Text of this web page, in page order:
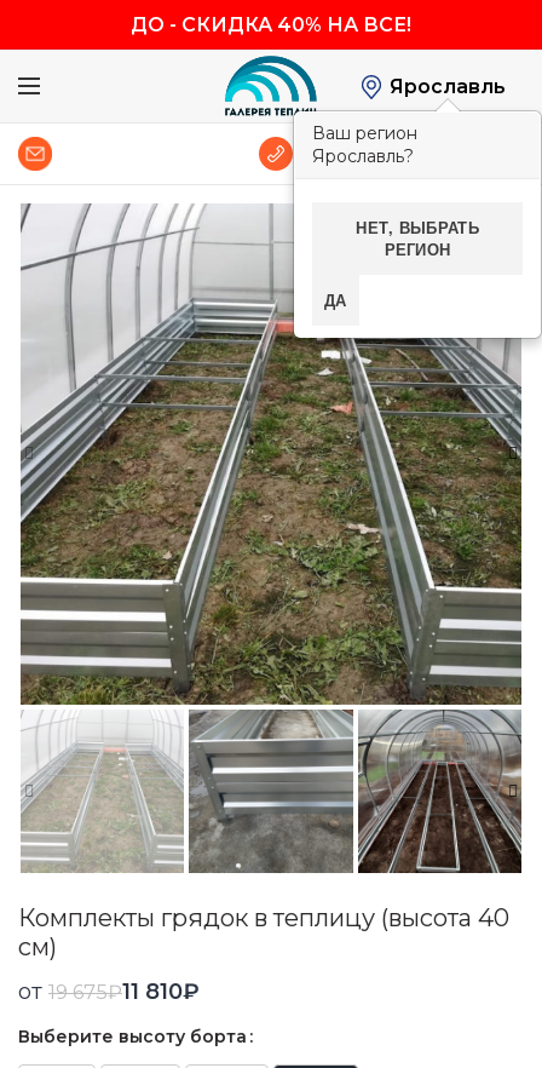
ДО - СКИДКА 40% НА ВСЕ!
Ярославль
Ваш регион
Ярославль?
НЕТ, ВЫБРАТЬ
РЕГИОН
ДА
8 (800) 600-83-54
-40%
Комплекты грядок в теплицу (высота 40
см)
от 19 675₽11 810₽
Выберите высоту борта